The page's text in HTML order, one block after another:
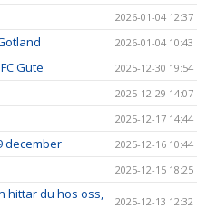
2026-01-04 12:37
2026-01-04 10:43
Gute 2025-12-30 19:54
2025-12-29 14:07
2025-12-17 14:44
december 2025-12-16 10:44
2025-12-15 18:25
hittar du hos oss,
2025-12-13 12:32